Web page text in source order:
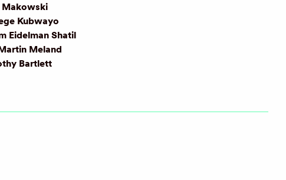
Makowski
Kubwayo
Eidelman Shatil
Meland
Bartlett